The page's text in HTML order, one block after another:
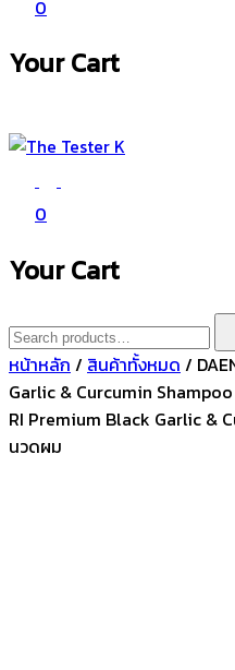
0
Your Cart
The Tester K
Korean cosmetics
0
Your Cart
Search
for:
หน้าหลัก / สินค้าทั้งหมด /
Garlic & Curcumin
RI Premium Black Garlic &
นวดผม